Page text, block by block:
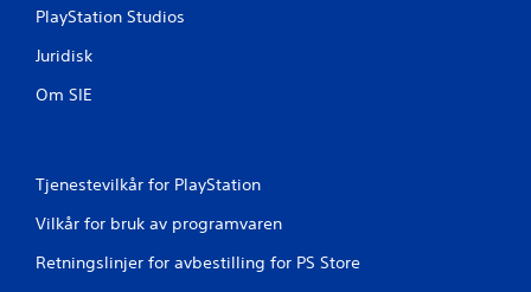
n
s
p
i
l
PlayStation Studios
Juridisk
Om SIE
Tjenestevilkår for PlayStation
Vilkår for bruk av programvaren
Retningslinjer for avbestilling for PS Store